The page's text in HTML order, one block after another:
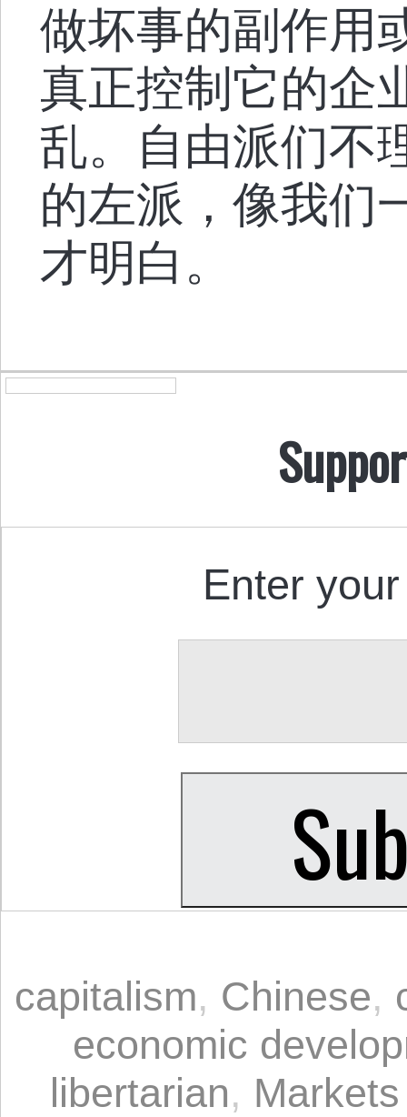
做坏事的副作用
真正控制它的企
乱。自由派们不
的左派，像我们
才明白。
Enter
capitalism, Chinese,
economic
libertarian,